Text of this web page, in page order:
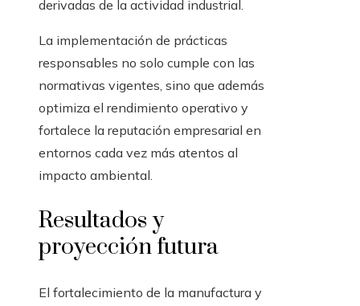
derivadas de la actividad industrial.
La implementación de prácticas
responsables no solo cumple con las
normativas vigentes, sino que además
optimiza el rendimiento operativo y
fortalece la reputación empresarial en
entornos cada vez más atentos al
impacto ambiental.
Resultados y
proyección futura
El fortalecimiento de la manufactura y